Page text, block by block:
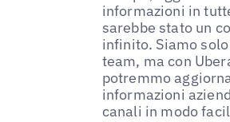
informazioni in
sarebbe stato un
infinito. Siamo
team, ma con
potremmo
informazioni
canali in modo